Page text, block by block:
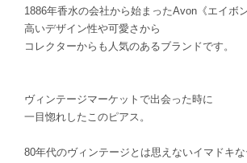
1886年香水の会社から始まったAvon《エイボン
高いデザイン性や可愛さから
コレクターからも人気のあるブランドです。
ヴィンテージマーケットで出会った時に
一目惚れしたこのピアス。
80年代のヴィンテージとは思えないイマドキな